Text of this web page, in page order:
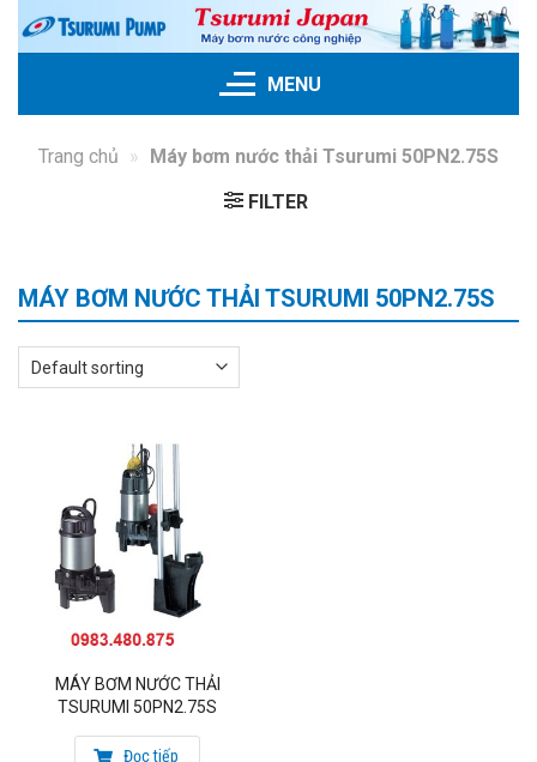
Skip
MENU
Trang chủ » Máy bơm nước thải Tsurumi 50PN2.75S
FILTER
MÁY BƠM NƯỚC THẢI TSURUMI 50PN2.75S
MÁY BƠM NƯỚC THẢI
TSURUMI 50PN2.75S
Đọc tiếp